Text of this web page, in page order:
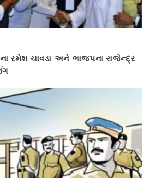
રમેશ ચાવડા અને ભાજપના રાજેન્દ્ર